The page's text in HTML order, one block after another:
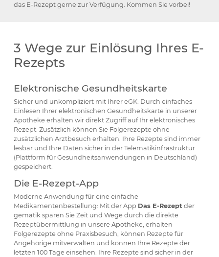
das E-Rezept gerne zur Verfügung. Kommen Sie vorbei!
3 Wege zur Einlösung Ihres E-
Rezepts
Elektronische Gesundheitskarte
Sicher und unkompliziert mit Ihrer eGK: Durch einfaches
Einlesen Ihrer elektronischen Gesundheitskarte in unserer
Apotheke erhalten wir direkt Zugriff auf Ihr elektronisches
Rezept. Zusätzlich können Sie Folgerezepte ohne
zusätzlichen Arztbesuch erhalten. Ihre Rezepte sind immer
lesbar und Ihre Daten sicher in der Telematikinfrastruktur
(Plattform für Gesundheitsanwendungen in Deutschland)
gespeichert.
Die E-Rezept-App
Moderne Anwendung für eine einfache
Medikamentenbestellung: Mit der App Das E-Rezeptder
gematik sparen Sie Zeit und Wege durch die direkte
Rezeptübermittlung in unsere Apotheke, erhalten
Folgerezepte ohne Praxisbesuch, können Rezepte für
Angehörige mitverwalten und können Ihre Rezepte der
letzten 100 Tage einsehen. Ihre Rezepte sind sicher in der